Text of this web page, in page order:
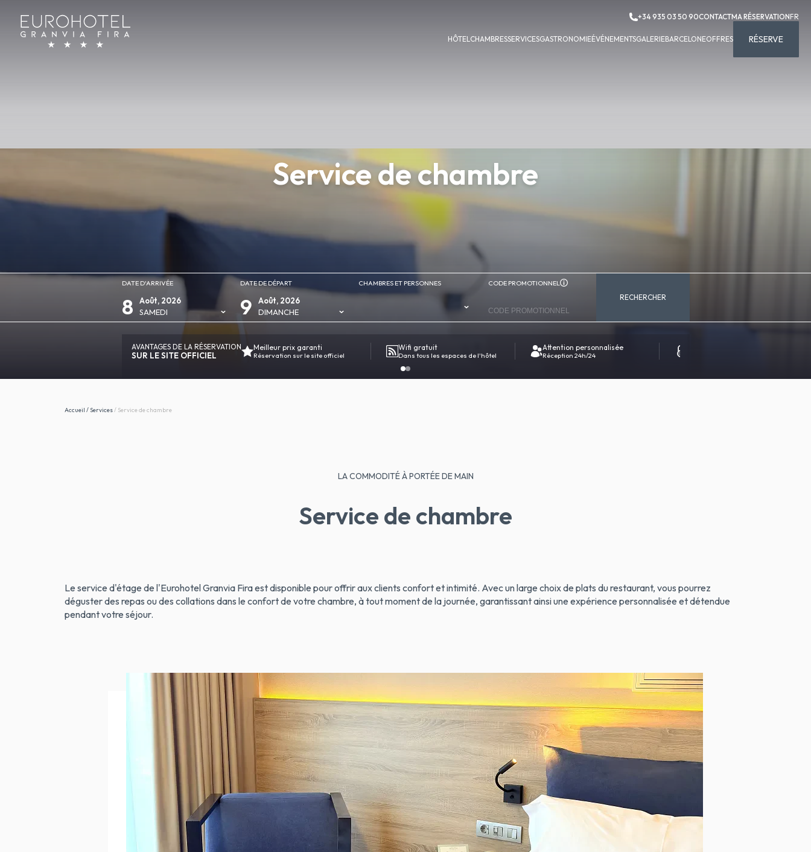
+34 935 03 50 90CONTACTMA RÉSERVATIONFR
HÔTELCHAMBRESSERVICESGASTRONOMIEÉVÉNEMENTSGALERIEBARCELONEOFFRES RÉSERVE
Service de chambre
DATE D'ARRIVÉE
8
Août, 2026
SAMEDI
DATE DE DÉPART
9
Août, 2026
DIMANCHE
CHAMBRES ET PERSONNES CODE PROMOTIONNEL
RECHERCHER
AVANTAGES DE LA RÉSERVATION
SUR LE SITE OFFICIEL
Meilleur prix garanti
Réservation sur le site officiel
Wifi gratuit
Dans tous les espaces de l'hôtel
Attention personnalisée
Réception 24h/24
Accueil /Services/ Service de chambre
LA COMMODITÉ À PORTÉE DE MAIN
Service de chambre
Le service d'étage de l'Eurohotel Granvia Fira est disponible pour offrir aux clients confort et intimité. Avec un large choix de plats du restaurant, vous pourrez
déguster des repas ou des collations dans le confort de votre chambre, à tout moment de la journée, garantissant ainsi une expérience personnalisée et détendue
pendant votre séjour.